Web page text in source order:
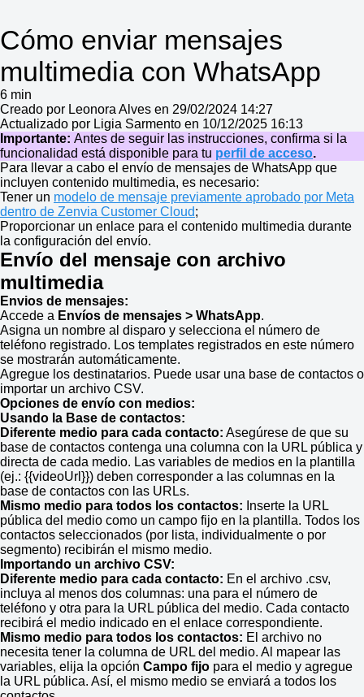
Cómo enviar mensajes
multimedia con WhatsApp
6 min
Creado por Leonora Alves en 29/02/2024 14:27
Actualizado por Ligia Sarmento en 10/12/2025 16:13
Importante: Antes de seguir las instrucciones, confirma si la
funcionalidad está disponible para tu perfil de acceso.
Para llevar a cabo el envío de mensajes de WhatsApp que
incluyen contenido multimedia, es necesario:
Tener un modelo de mensaje previamente aprobado por Meta
dentro de Zenvia Customer Cloud;
Proporcionar un enlace para el contenido multimedia durante
la configuración del envío.
Envío del mensaje con archivo
multimedia
Envios de mensajes:
Accede a Envíos de mensajes > WhatsApp.
Asigna un nombre al disparo y selecciona el número de
teléfono registrado. Los templates registrados en este número
se mostrarán automáticamente.
Agregue los destinatarios. Puede usar una base de contactos o
importar un archivo CSV.
Opciones de envío con medios:
Usando la Base de contactos:
Diferente medio para cada contacto: Asegúrese de que su
base de contactos contenga una columna con la URL pública y
directa de cada medio. Las variables de medios en la plantilla
(ej.: {{videoUrl}}) deben corresponder a las columnas en la
base de contactos con las URLs.
Mismo medio para todos los contactos: Inserte la URL
pública del medio como un campo fijo en la plantilla. Todos los
contactos seleccionados (por lista, individualmente o por
segmento) recibirán el mismo medio.
Importando un archivo CSV:
Diferente medio para cada contacto: En el archivo .csv,
incluya al menos dos columnas: una para el número de
teléfono y otra para la URL pública del medio. Cada contacto
recibirá el medio indicado en el enlace correspondiente.
Mismo medio para todos los contactos: El archivo no
necesita tener la columna de URL del medio. Al mapear las
variables, elija la opción Campo fijo para el medio y agregue
la URL pública. Así, el mismo medio se enviará a todos los